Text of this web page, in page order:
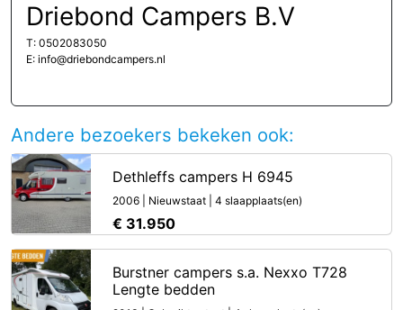
Driebond Campers B.V
T: 0502083050
E: info@driebondcampers.nl
Andere bezoekers bekeken ook:
Dethleffs campers H 6945
2006 | Nieuwstaat | 4 slaapplaats(en)
€ 31.950
Burstner campers s.a. Nexxo T728
Lengte bedden